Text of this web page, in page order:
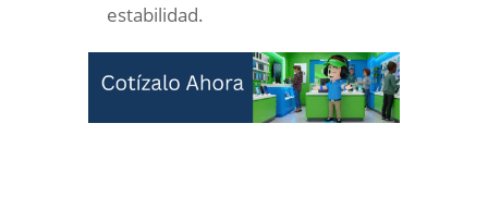
estabilidad.